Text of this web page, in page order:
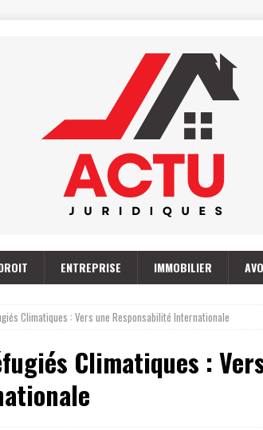
ENTREPRISE IMMOBILIER
Climatiques : Vers une Responsabilité Internationale
Climatiques :